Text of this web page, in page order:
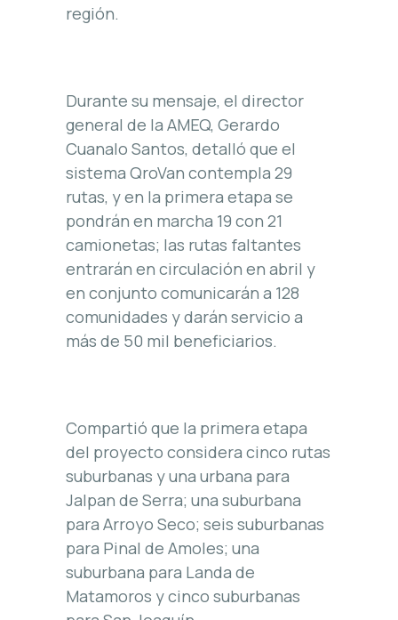
región.
Durante su mensaje, el director
general de la AMEQ, Gerardo
Cuanalo Santos, detalló que el
sistema QroVan contempla 29
rutas, y en la primera etapa se
pondrán en marcha 19 con 21
camionetas; las rutas faltantes
entrarán en circulación en abril y
en conjunto comunicarán a 128
comunidades y darán servicio a
más de 50 mil beneficiarios.
Compartió que la primera etapa
del proyecto considera cinco rutas
suburbanas y una urbana para
Jalpan de Serra; una suburbana
para Arroyo Seco; seis suburbanas
para Pinal de Amoles; una
suburbana para Landa de
Matamoros y cinco suburbanas